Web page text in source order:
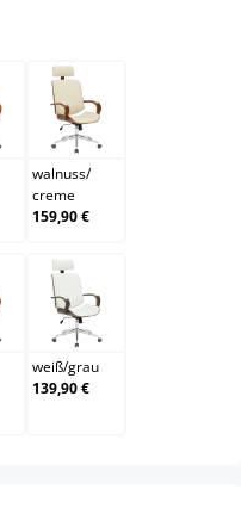
braunwalnuss/creme
walnuss/
creme
159,90 €
weißweiß/grau
weiß/grau
139,90 €